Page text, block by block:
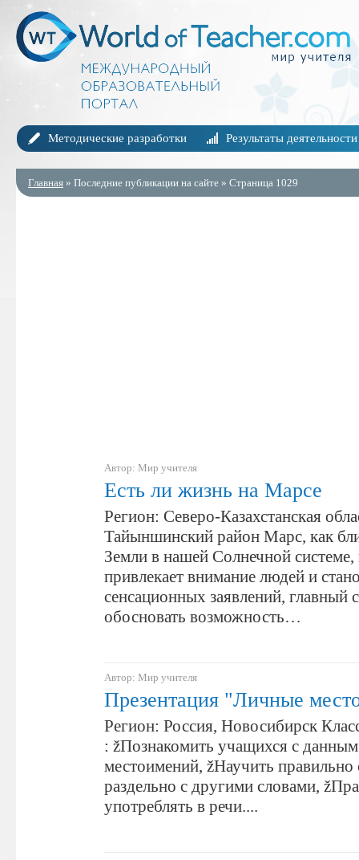
Методические разработки Результаты деятельности
Главная » Последние публикации на сайте » Страница 1029
Автор: Мир учителя
Есть ли жизнь на Марсе
Регион: Северо-Казахстанская
Тайыншинский район Марс, как
Земли в нашей Солнечной
привлекает внимание людей и
сенсационных заявлений, главный
обосновать возможность…
Автор: Мир учителя
Презентация "Личные
Регион: Россия, Новосибирск
: žПознакомить учащихся с
местоимений, žНаучить правильно
раздельно с другими словами,
употреблять в речи....